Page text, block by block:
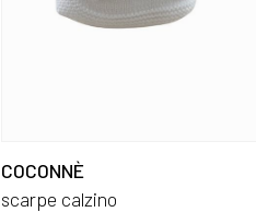
COCONNÈ
scarpe calzino